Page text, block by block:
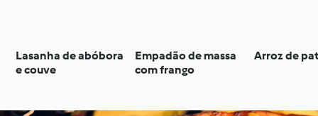
Lasanha de abóbora
e couve
Empadão de massa
com frango
Arroz de